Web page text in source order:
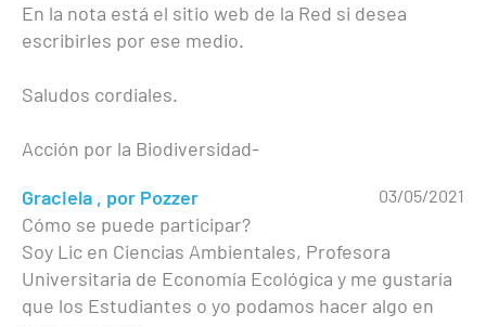
En la nota está el sitio web de la Red si desea
escribirles por ese medio.
Saludos cordiales.
Acción por la Biodiversidad-
03/05/2021
Graciela , por Pozzer
Cómo se puede participar?
Soy Lic en Ciencias Ambientales, Profesora
Universitaria de Economía Ecológica y me gustaría
que los Estudiantes o yo podamos hacer algo en